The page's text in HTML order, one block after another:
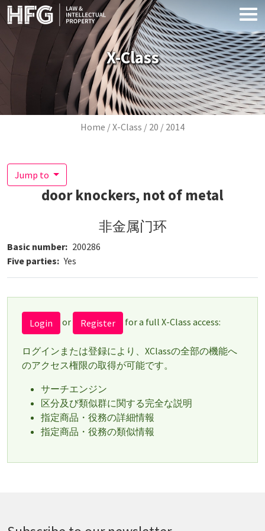
Skip to main content
X-Class
Breadcrumb
Home X-Class 20 2014
Jump to
door knockers, not of metal
非金属门环
Basic number
200286
Five parties
Yes
Login or Register for a full X-Class access:
ログインまたは登録により、XClassの全部の機能へ
のアクセス権限の取得が可能です。
サーチエンジン
区分及び類似群に関する完全な説明
指定商品・役務の詳細情報
指定商品・役務の類似情報